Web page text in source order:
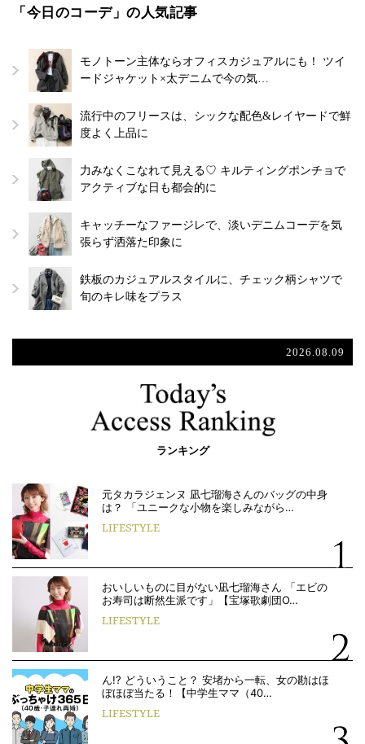
「今日のコーデ」の人気記事
モノトーン主体ならオフィスカジュアルにも！ ツイ
ードジャケット×太デニムで今の気…
流行中のフリースは、シックな配色&レイヤードで鮮
度よく上品に
力みなくこなれて見える♡ キルティングポンチョで
アクティブな日も都会的に
キャッチーなファージレで、淡いデニムコーデを気
張らず洒落た印象に
鉄板のカジュアルスタイルに、チェック柄シャツで
旬のキレ味をプラス
2026.08.09
ランキング
元タカラジェンヌ 凪七瑠海さんのバッグの中身
は？ 「ユニークな小物を楽しみながら…
LIFESTYLE
おいしいものに目がない凪七瑠海さん 「エビの
お寿司は断然生派です」【宝塚歌劇団O…
LIFESTYLE
ん!? どういうこと？ 安堵から一転、女の勘はほ
ぼほぼ当たる！【中学生ママ（40…
LIFESTYLE